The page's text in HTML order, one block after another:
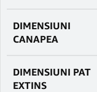
DIMENSIUNI
CANAPEA
DIMENSIUNI PAT
EXTINS